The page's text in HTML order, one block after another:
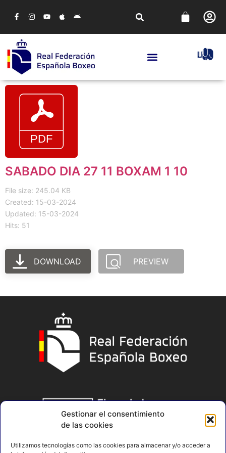
Gestionar el consentimiento
de las cookies
Utilizamos tecnologías como las cookies para almacenar y/o acceder a
SABADO DIA 27 11 BOXAM 1 10
File size: 245.04 KB
Created: 15-03-2024
Updated: 15-03-2024
Hits: 51
DOWNLOAD PREVIEW